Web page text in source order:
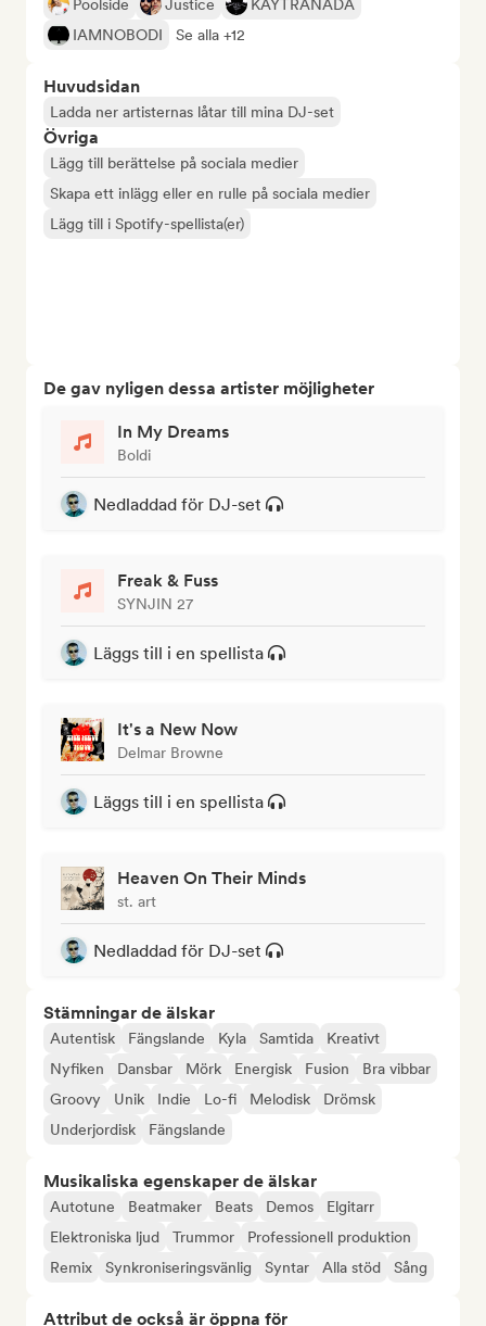
Poolside
Justice
KAYTRANADA
IAMNOBODI
Se alla +12
Huvudsidan
Ladda ner artisternas låtar till mina DJ-set
Övriga
Lägg till berättelse på sociala medier
Skapa ett inlägg eller en rulle på sociala medier
Lägg till i Spotify-spellista(er)
De gav nyligen dessa artister möjligheter
In My Dreams
Boldi
Nedladdad för DJ-set
Freak & Fuss
SYNJIN 27
Läggs till i en spellista
It's a New Now
Delmar Browne
Läggs till i en spellista
Heaven On Their Minds
st. art
Nedladdad för DJ-set
Stämningar de älskar
Autentisk Fängslande Kyla Samtida
Kreativt
Nyfiken
Dansbar Mörk Energisk Fusion
Bra vibbar
Groovy
Unik Indie Lo-fi Melodisk
Drömsk
Underjordisk
Fängslande
Musikaliska egenskaper de älskar
Autotune Beatmaker Beats Demos
Elgitarr
Elektroniska ljud
Trummor
Professionell produktion
Remix
Synkroniseringsvänlig Syntar Alla stöd Sång
Attribut de också är öppna för